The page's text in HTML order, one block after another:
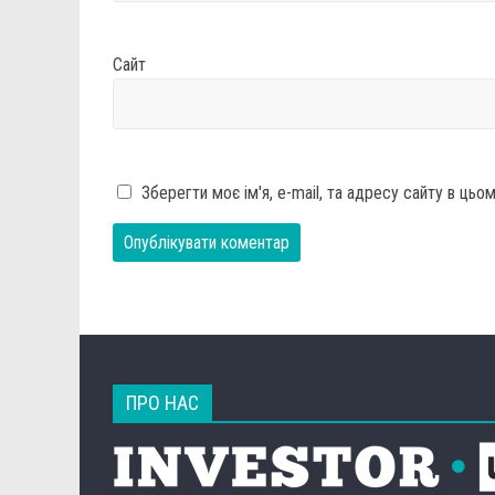
Сайт
Зберегти моє ім'я, e-mail, та адресу сайту в
ПРО НАС